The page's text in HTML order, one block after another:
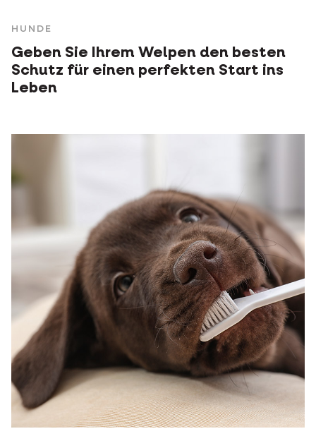
HUNDE
Geben Sie Ihrem Welpen den besten
Schutz für einen perfekten Start ins
Leben